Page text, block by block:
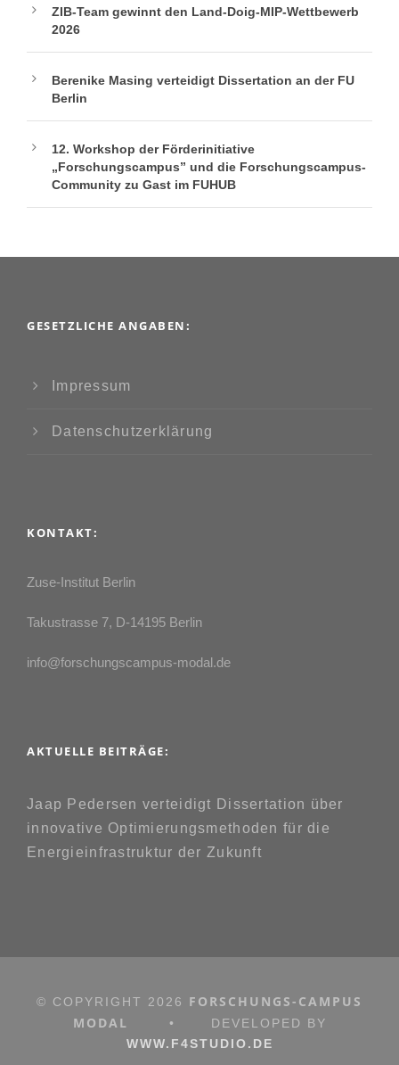
ZIB-Team gewinnt den Land-Doig-MIP-Wettbewerb
2026
Berenike Masing verteidigt Dissertation an der FU
Berlin
12. Workshop der Förderinitiative
„Forschungscampus” und die Forschungscampus-
Community zu Gast im FUHUB
GESETZLICHE ANGABEN:
Impressum
Datenschutzerklärung
KONTAKT:
Zuse-Institut Berlin
Takustrasse 7, D-14195 Berlin
info@forschungscampus-modal.de
AKTUELLE BEITRÄGE:
Jaap Pedersen verteidigt Dissertation über
innovative Optimierungsmethoden für die
Energieinfrastruktur der Zukunft
© COPYRIGHT 2026 FORSCHUNGS-CAMPUS
MODAL
•
DEVELOPED BY
WWW.F4STUDIO.DE